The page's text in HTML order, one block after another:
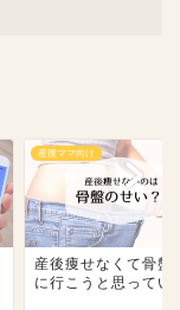
産後ママ向け
産後痩せなくて骨盤
に行こうと思ってい